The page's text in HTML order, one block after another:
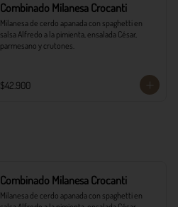
Combinado Milanesa Crocanti
Milanesa de cerdo apanada con spaghetti en
salsa Alfredo a la pimienta, ensalada César,
parmesano y crutones.
$42.900
Combinado Milanesa Crocanti
Milanesa de cerdo apanada con spaghetti en